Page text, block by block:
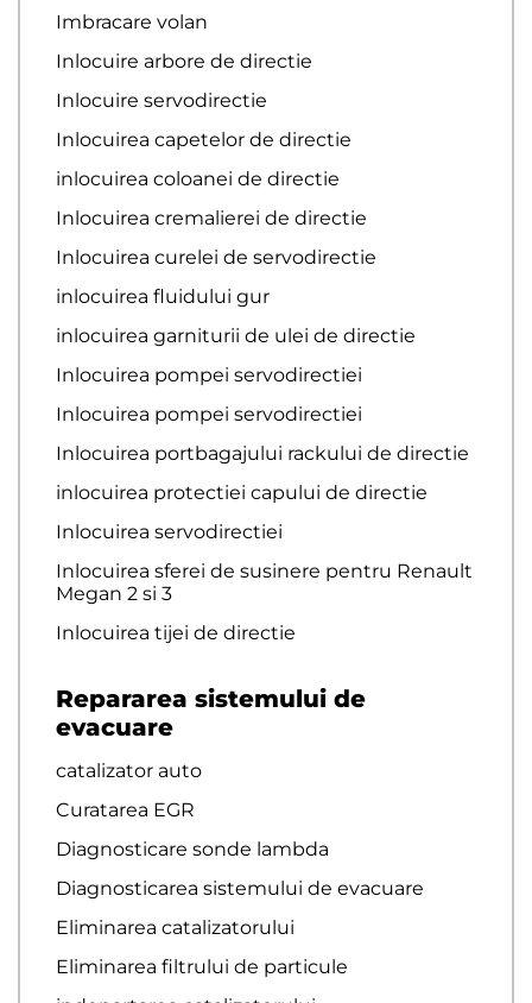
Imbracare volan
Inlocuire arbore de directie
Inlocuire servodirectie
Inlocuirea capetelor de directie
inlocuirea coloanei de directie
Inlocuirea cremalierei de directie
Inlocuirea curelei de servodirectie
inlocuirea fluidului gur
inlocuirea garniturii de ulei de directie
Inlocuirea pompei servodirectiei
Inlocuirea pompei servodirectiei
Inlocuirea portbagajului rackului de directie
inlocuirea protectiei capului de directie
Inlocuirea servodirectiei
Inlocuirea sferei de susinere pentru Renault
Megan 2 si 3
Inlocuirea tijei de directie
Repararea sistemului de
evacuare
catalizator auto
Curatarea EGR
Diagnosticare sonde lambda
Diagnosticarea sistemului de evacuare
Eliminarea catalizatorului
Eliminarea filtrului de particule